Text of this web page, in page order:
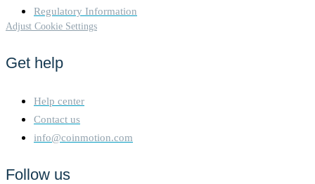
Regulatory Information
Adjust Cookie Settings
Get help
Help center
Contact us
info@coinmotion.com
Follow us